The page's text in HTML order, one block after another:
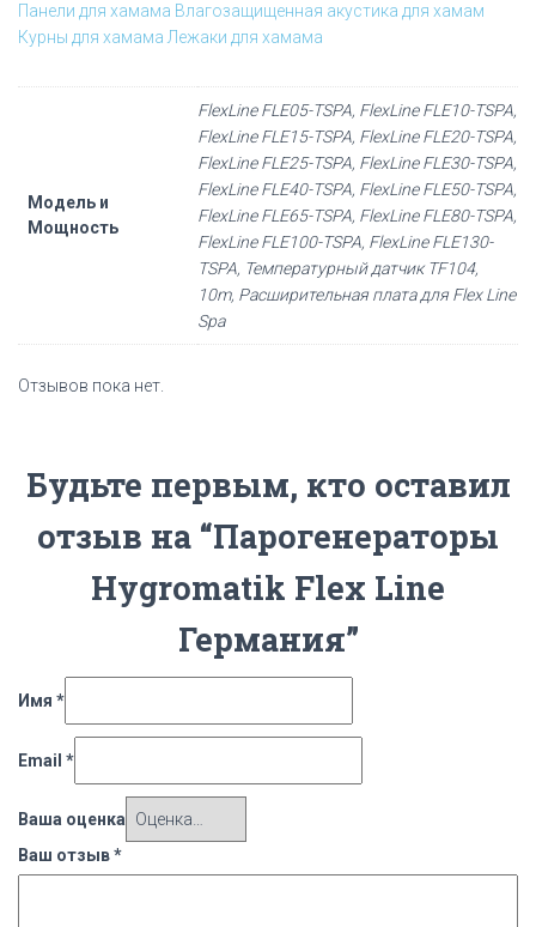
Панели для хамама Влагозащищенная акустика для хамам
Курны для хамама Лежаки для хамама
Модель и
Мощность
FlexLine FLE05-TSPA, FlexLine FLE10-TSPA,
FlexLine FLE15-TSPA, FlexLine FLE20-TSPA,
FlexLine FLE25-TSPA, FlexLine FLE30-TSPA,
FlexLine FLE40-TSPA, FlexLine FLE50-TSPA,
FlexLine FLE65-TSPA, FlexLine FLE80-TSPA,
FlexLine FLE100-TSPA, FlexLine FLE130-
TSPA, Температурный датчик TF104,
10m, Расширительная плата для Flex Line
Spa
Отзывов пока нет.
Будьте первым, кто оставил
отзыв на “Парогенераторы
Hygromatik Flex Line
Германия”
Имя *
Email *
Ваша оценка
Ваш отзыв*